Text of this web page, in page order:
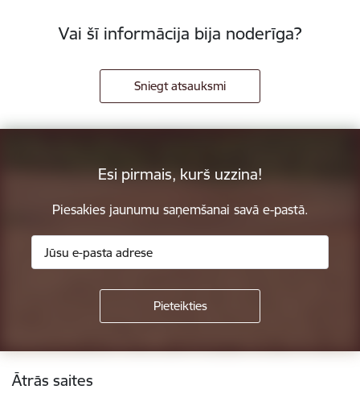
Vai šī informācija bija noderīga?
Sniegt atsauksmi
Esi pirmais, kurš uzzina!
Piesakies jaunumu saņemšanai savā e-pastā.
Kājene
Ātrās saites